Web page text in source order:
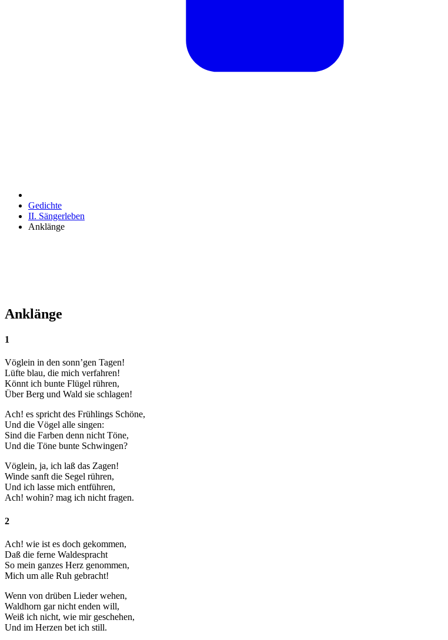
Gedichte
II. Sängerleben
Anklänge
Anklänge
1
Vöglein in den sonn’gen Tagen!
Lüfte blau, die mich verfahren!
Könnt ich bunte Flügel rühren,
Über Berg und Wald sie schlagen!
Ach! es spricht des Frühlings Schöne,
Und die Vögel alle singen:
Sind die Farben denn nicht Töne,
Und die Töne bunte Schwingen?
Vöglein, ja, ich laß das Zagen!
Winde sanft die Segel rühren,
Und ich lasse mich entführen,
Ach! wohin? mag ich nicht fragen.
2
Ach! wie ist es doch gekommen,
Daß die ferne Waldespracht
So mein ganzes Herz genommen,
Mich um alle Ruh gebracht!
Wenn von drüben Lieder wehen,
Waldhorn gar nicht enden will,
Weiß ich nicht, wie mir geschehen,
Und im Herzen bet ich still.